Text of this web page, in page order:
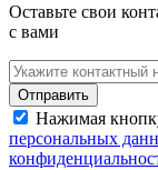
Оставьте свои
с вами
Нажимая
персональных